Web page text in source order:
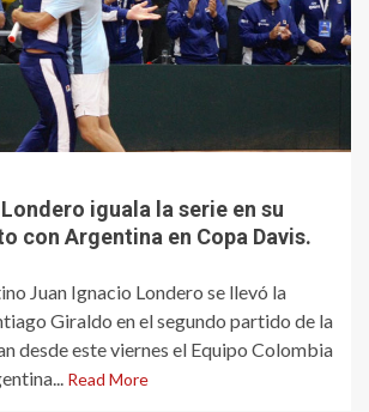
iguala la serie en su
con Argentina en Copa Davis.
Juan Ignacio Londero se llevó la
Giraldo en el segundo partido de la
desde este viernes el Equipo Colombia
Read More